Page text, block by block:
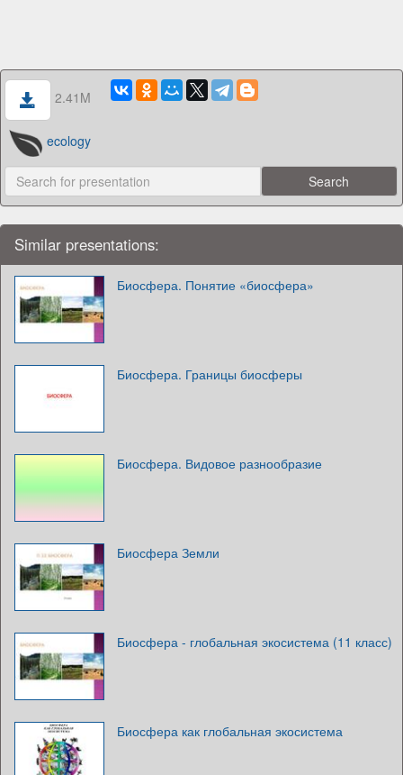
2.41M
ecology
Similar presentations:
Биосфера. Понятие «биосфера»
Биосфера. Границы биосферы
Биосфера. Видовое разнообразие
Биосфера Земли
Биосфера - глобальная экосистема (11 класс)
Биосфера как глобальная экосистема